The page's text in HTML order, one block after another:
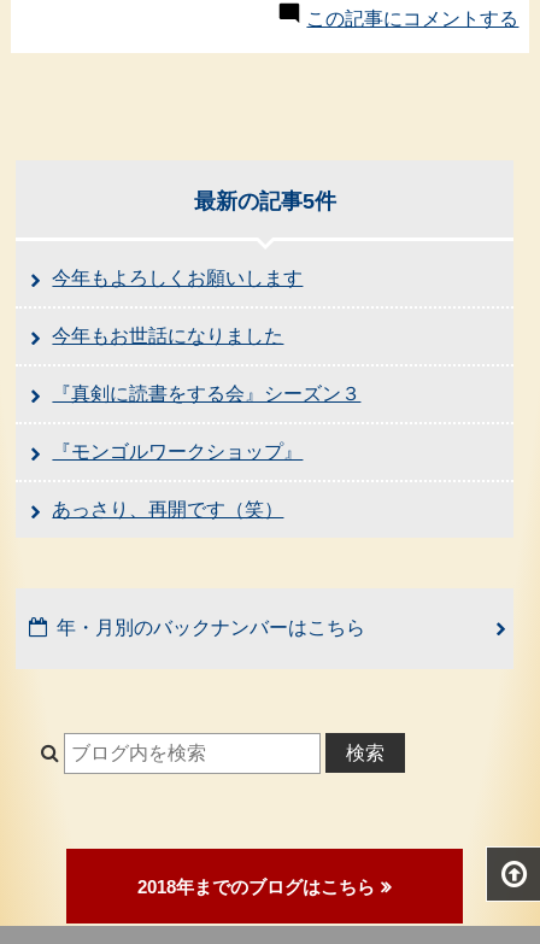
この記事にコメントする
最新の記事5件
今年もよろしくお願いします
今年もお世話になりました
『真剣に読書をする会』シーズン３
『モンゴルワークショップ』
あっさり、再開です（笑）
年・月別のバックナンバーはこちら
検索
2018年までのブログはこちら